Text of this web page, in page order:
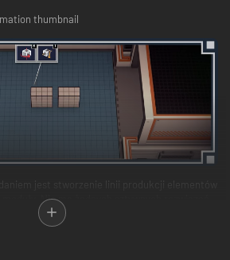
jest stworzenie linii produkcji elementów
Nie ma żadnych sztywnych rozwiązań –
stworzysz potrzebne moduły. Masz
linii produkcyjnych, tak aby umożliwić
a twoje decyzje wpływają na